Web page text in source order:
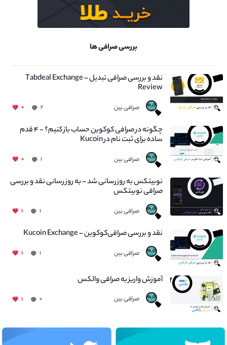
بررسی صرافی ها
نقد و بررسی صرافی تبدیل – Tabdeal Exchange
Review
صرافی بین ۲ ۰
چگونه در صرافی کوکوین حساب باز کنیم؟ - ۴ قدم
ساده برای ثبت نام در Kucoin
صرافی بین ۱ ۰
نوبیتکس به روزرسانی شد – به روز رسانی نقد و بررسی
صرافی نوبیتکس
صرافی بین ۱ ۱
نقد و بررسی صرافی‌کوکوین – Kucoin Exchange
صرافی بین ۱ ۱
آموزش واریز به صرافی والکس
صرافی بین ۰ ۱